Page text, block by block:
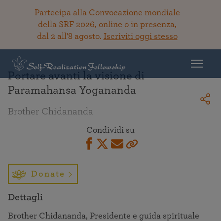
Partecipa alla Convocazione mondiale
della SRF 2026, online o in presenza,
dal 2 all'8 agosto. Iscriviti oggi stesso
Portare avanti la visione di
Paramahansa Yogananda
Brother Chidananda
Condividi su
Donate
Dettagli
Brother Chidananda, Presidente e guida spirituale